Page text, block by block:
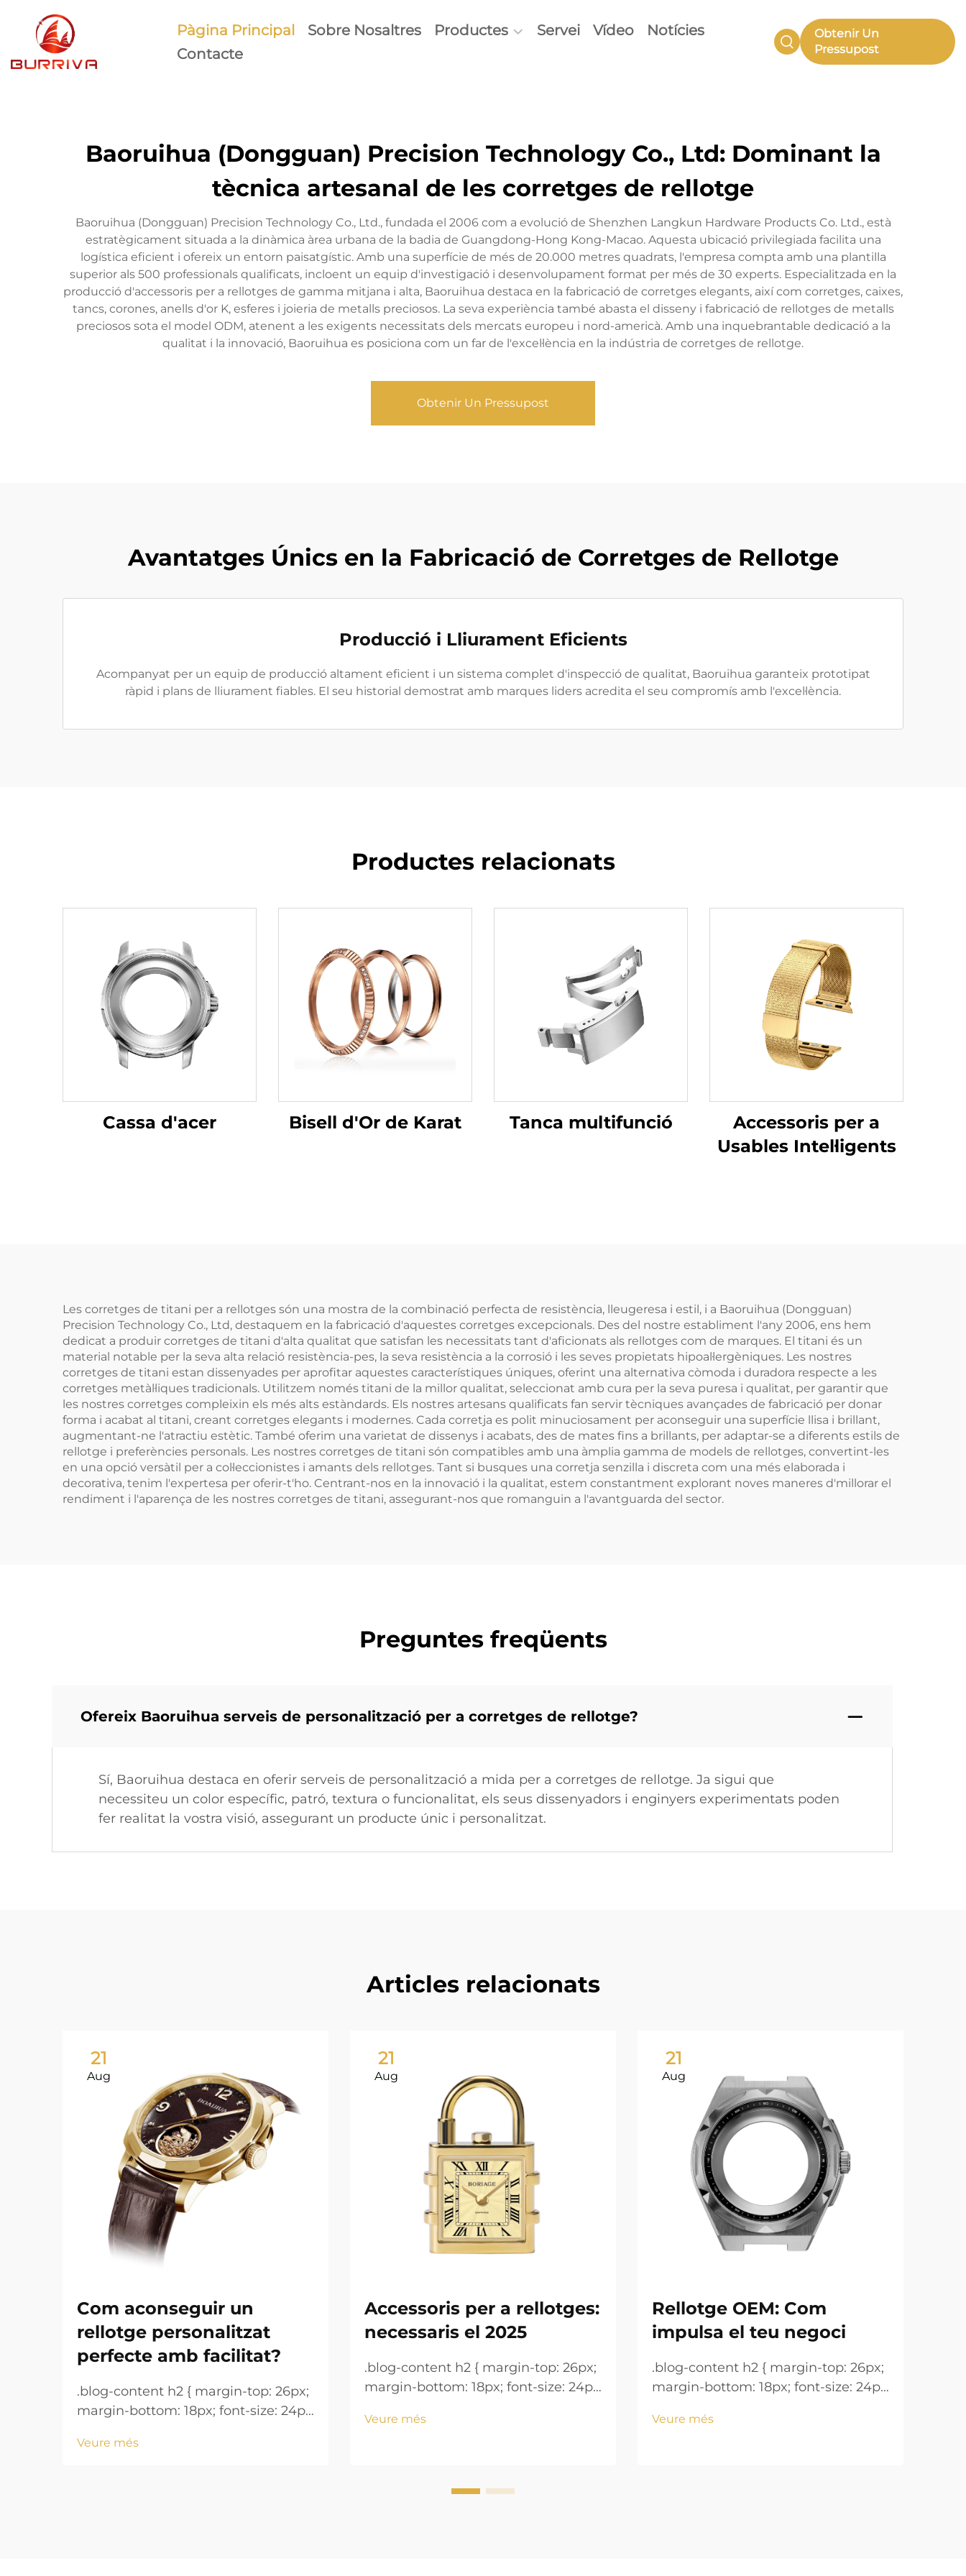
Pàgina Principal Sobre Nosaltres Productes Servei Vídeo
Notícies
Contacte
Obtenir Un
Pressupost
Baoruihua (Dongguan) Precision Technology Co., Ltd: Dominant la
tècnica artesanal de les corretges de rellotge
Baoruihua (Dongguan) Precision Technology Co., Ltd., fundada el 2006 com a evolució de Shenzhen Langkun Hardware Products Co. Ltd., està
estratègicament situada a la dinàmica àrea urbana de la badia de Guangdong-Hong Kong-Macao. Aquesta ubicació privilegiada facilita una
logística eficient i ofereix un entorn paisatgístic. Amb una superfície de més de 20.000 metres quadrats, l'empresa compta amb una plantilla
superior als 500 professionals qualificats, incloent un equip d'investigació i desenvolupament format per més de 30 experts. Especialitzada en la
producció d'accessoris per a rellotges de gamma mitjana i alta, Baoruihua destaca en la fabricació de corretges elegants, així com corretges, caixes,
tancs, corones, anells d'or K, esferes i joieria de metalls preciosos. La seva experiència també abasta el disseny i fabricació de rellotges de metalls
preciosos sota el model ODM, atenent a les exigents necessitats dels mercats europeu i nord-americà. Amb una inquebrantable dedicació a la
qualitat i la innovació, Baoruihua es posiciona com un far de l'excel·lència en la indústria de corretges de rellotge.
Obtenir Un Pressupost
Avantatges Únics en la Fabricació de Corretges de Rellotge
Producció i Lliurament Eficients
Acompanyat per un equip de producció altament eficient i un sistema complet d'inspecció de qualitat, Baoruihua garanteix prototipat
ràpid i plans de lliurament fiables. El seu historial demostrat amb marques liders acredita el seu compromís amb l'excel·lència.
Productes relacionats
Cassa d'acer Bisell d'Or de Karat Tanca multifunció
Accessoris per a
Usables Intel·ligents
Les corretges de titani per a rellotges són una mostra de la combinació perfecta de resistència, lleugeresa i estil, i a Baoruihua (Dongguan)
Precision Technology Co., Ltd, destaquem en la fabricació d'aquestes corretges excepcionals. Des del nostre establiment l'any 2006, ens hem
dedicat a produir corretges de titani d'alta qualitat que satisfan les necessitats tant d'aficionats als rellotges com de marques. El titani és un
material notable per la seva alta relació resistència-pes, la seva resistència a la corrosió i les seves propietats hipoal·lergèniques. Les nostres
corretges de titani estan dissenyades per aprofitar aquestes característiques úniques, oferint una alternativa còmoda i duradora respecte a les
corretges metàl·liques tradicionals. Utilitzem només titani de la millor qualitat, seleccionat amb cura per la seva puresa i qualitat, per garantir que
les nostres corretges compleixin els més alts estàndards. Els nostres artesans qualificats fan servir tècniques avançades de fabricació per donar
forma i acabat al titani, creant corretges elegants i modernes. Cada corretja es polit minuciosament per aconseguir una superfície llisa i brillant,
augmentant-ne l'atractiu estètic. També oferim una varietat de dissenys i acabats, des de mates fins a brillants, per adaptar-se a diferents estils de
rellotge i preferències personals. Les nostres corretges de titani són compatibles amb una àmplia gamma de models de rellotges, convertint-les
en una opció versàtil per a col·leccionistes i amants dels rellotges. Tant si busques una corretja senzilla i discreta com una més elaborada i
decorativa, tenim l'expertesa per oferir-t'ho. Centrant-nos en la innovació i la qualitat, estem constantment explorant noves maneres d'millorar el
rendiment i l'aparença de les nostres corretges de titani, assegurant-nos que romanguin a l'avantguarda del sector.
Preguntes freqüents
Ofereix Baoruihua serveis de personalització per a corretges de rellotge?
Sí, Baoruihua destaca en oferir serveis de personalització a mida per a corretges de rellotge. Ja sigui que
necessiteu un color específic, patró, textura o funcionalitat, els seus dissenyadors i enginyers experimentats poden
fer realitat la vostra visió, assegurant un producte únic i personalitzat.
Articles relacionats
21
Aug
Com aconseguir un
rellotge personalitzat
perfecte amb facilitat?
.blog-content h2 { margin-top: 26px;
margin-bottom: 18px; font-size: 24px
height: normal; } .blog-content h3 {
Veure més
21
Aug
Accessoris per a rellotges:
necessaris el 2025
.blog-content h2 { margin-top: 26px;
margin-bottom: 18px; font-size: 24px
height: normal; } .blog-content h3 {
Veure més
21
Aug
Rellotge OEM: Com
impulsa el teu negoci
.blog-content h2 { margin-top: 26px;
margin-bottom: 18px; font-size: 24px
height: normal; } .blog-content h3 {
Veure més